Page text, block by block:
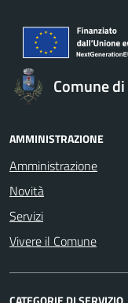
Comune
AMMINISTRAZIONE
Amministrazione
Novità
Servizi
Vivere il Comune